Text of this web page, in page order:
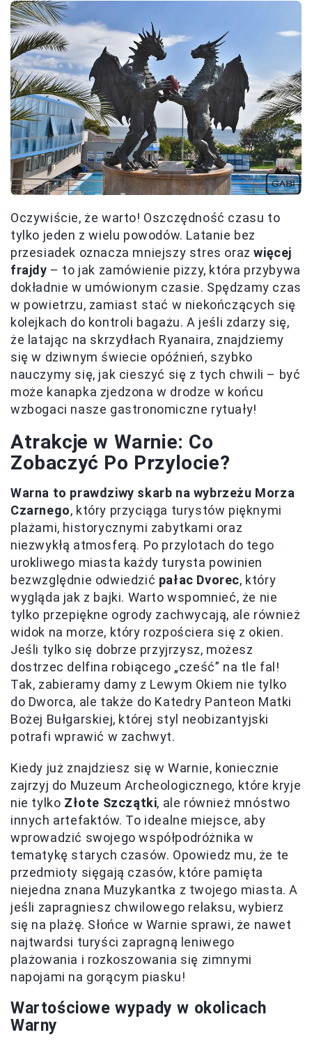
Oczywiście, że warto! Oszczędność czasu to
tylko jeden z wielu powodów. Latanie bez
przesiadek oznacza mniejszy stres orazwięcej
frajdy – to jak zamówienie pizzy, która przybywa
dokładnie w umówionym czasie. Spędzamy czas
w powietrzu, zamiast stać w niekończących się
kolejkach do kontroli bagażu. A jeśli zdarzy się,
że latając na skrzydłach Ryanaira, znajdziemy
się w dziwnym świecie opóźnień, szybko
nauczymy się, jak cieszyć się z tych chwili – być
może kanapka zjedzona w drodze w końcu
wzbogaci nasze gastronomiczne rytuały!
Atrakcje w Warnie: Co
Zobaczyć Po Przylocie?
Warna to prawdziwy skarb na wybrzeżu Morza
Czarnego, który przyciąga turystów pięknymi
plażami, historycznymi zabytkami oraz
niezwykłą atmosferą. Po przylotach do tego
urokliwego miasta każdy turysta powinien
bezwzględnie odwiedzić pałac Dvorec, który
wygląda jak z bajki. Warto wspomnieć, że nie
tylko przepiękne ogrody zachwycają, ale również
widok na morze, który rozpościera się z okien.
Jeśli tylko się dobrze przyjrzysz, możesz
dostrzec delfina robiącego „cześć” na tle fal!
Tak, zabieramy damy z Lewym Okiem nie tylko
do Dworca, ale także do Katedry Panteon Matki
Bożej Bułgarskiej, której styl neobizantyjski
potrafi wprawić w zachwyt.
Kiedy już znajdziesz się w Warnie, koniecznie
zajrzyj do Muzeum Archeologicznego, które kryje
nie tylko Złote Szczątki, ale również mnóstwo
innych artefaktów. To idealne miejsce, aby
wprowadzić swojego współpodróżnika w
tematykę starych czasów. Opowiedz mu, że te
przedmioty sięgają czasów, które pamięta
niejedna znana Muzykantka z twojego miasta. A
jeśli zapragniesz chwilowego relaksu, wybierz
się na plażę. Słońce w Warnie sprawi, że nawet
najtwardsi turyści zapragną leniwego
plażowania i rozkoszowania się zimnymi
napojami na gorącym piasku!
Wartościowe wypady w okolicach
Warny